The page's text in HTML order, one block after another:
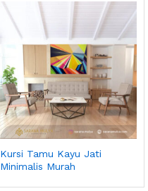
Kursi Tamu Kayu Jati
Minimalis Murah